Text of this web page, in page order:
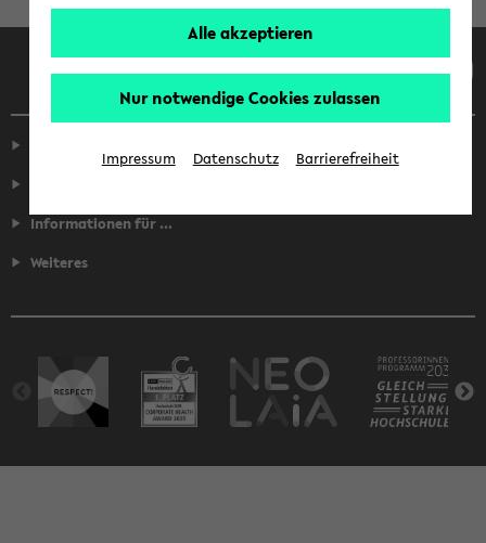
Informationen für ...
Weiteres
Alle akzeptieren
Nur notwendige Cookies zulassen
Impressum Datenschutz Barrierefreiheit